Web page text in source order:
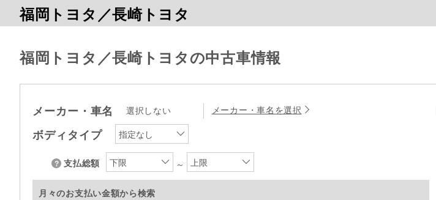
福岡トヨタ／長崎トヨタ
福岡トヨタ／長崎トヨタの中古車情報
メーカー・車名 選択しない メーカー・車名を選択
ボディタイプ 指定なし
支払総額 下限 ～ 上限
月々のお支払い金額から検索